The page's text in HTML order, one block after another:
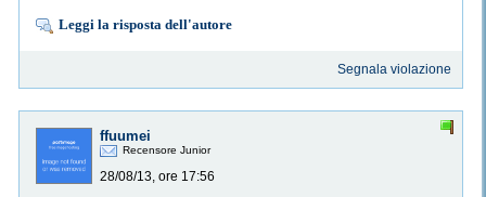
Leggi la risposta dell'autore
Segnala violazione
ffuumei
Recensore Junior
28/08/13, ore 17:56